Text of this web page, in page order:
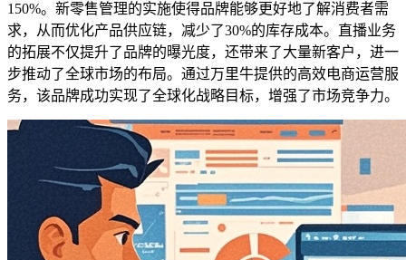
150%。新零售管理的实施使得品牌能够更好地了解消费者需
求，从而优化产品供应链，减少了30%的库存成本。直播业务
的拓展不仅提升了品牌的曝光度，还带来了大量新客户，进一
步推动了全球市场的布局。通过万里牛提供的高效电商运营服
务，该品牌成功实现了全球化战略目标，增强了市场竞争力。